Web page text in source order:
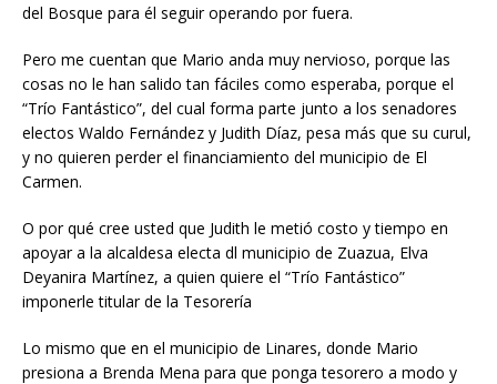
del Bosque para él seguir operando por fuera.
Pero me cuentan que Mario anda muy nervioso, porque las
cosas no le han salido tan fáciles como esperaba, porque el
“Trío Fantástico”, del cual forma parte junto a los senadores
electos Waldo Fernández y Judith Díaz, pesa más que su curul,
y no quieren perder el financiamiento del municipio de El
Carmen.
O por qué cree usted que Judith le metió costo y tiempo en
apoyar a la alcaldesa electa dl municipio de Zuazua, Elva
Deyanira Martínez, a quien quiere el “Trío Fantástico”
imponerle titular de la Tesorería
Lo mismo que en el municipio de Linares, donde Mario
presiona a Brenda Mena para que ponga tesorero a modo y